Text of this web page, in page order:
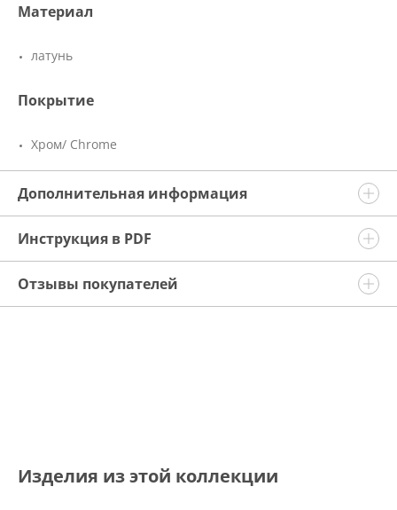
Материал
латунь
Покрытие
Хром/ Chrome
Дополнительная информация
Инструкция в PDF
Отзывы покупателей
Изделия из этой коллекции